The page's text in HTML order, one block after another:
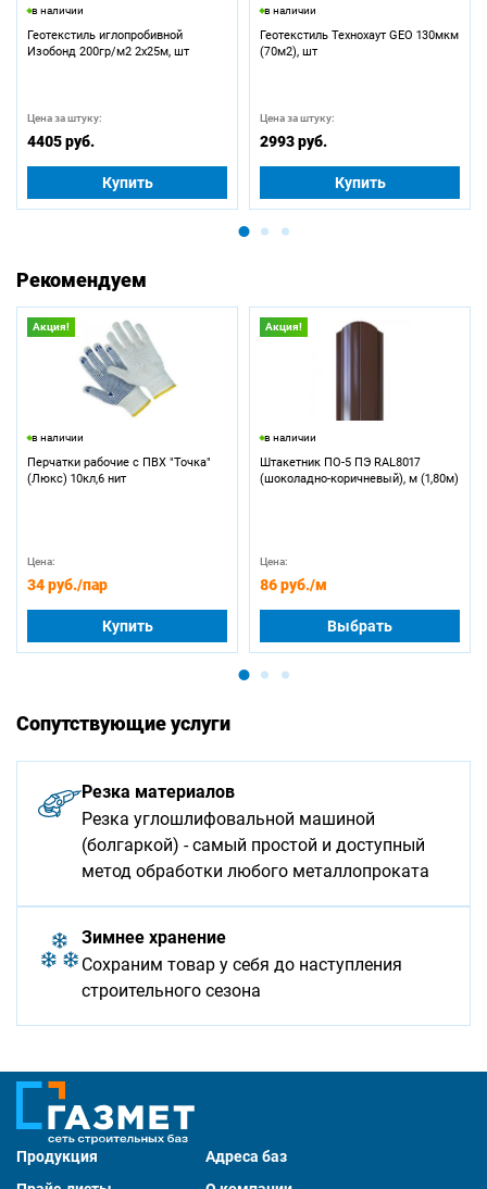
в наличии
Геотекстиль иглопробивной
Изобонд 200гр/м2 2х25м, шт
Цена за штуку:
4405 руб.
Купить
в наличии
Геотекстиль Технохаут GEO 130мкм
(70м2), шт
Цена за штуку:
2993 руб.
Купить
Рекомендуем
Акция!
в наличии
Перчатки рабочие с ПВХ "Точка"
(Люкс) 10кл,6 нит
Цена:
34 руб./пар
Купить
Акция!
в наличии
Штакетник ПО-5 ПЭ RAL8017
(шоколадно-коричневый), м (1,80м)
Цена:
86 руб./м
Выбрать
Сопутствующие услуги
Резка материалов
Резка углошлифовальной машиной
(болгаркой) - самый простой и доступный
метод обработки любого металлопроката
Зимнее хранение
Сохраним товар у себя до наступления
строительного сезона
Продукция
Адреса баз